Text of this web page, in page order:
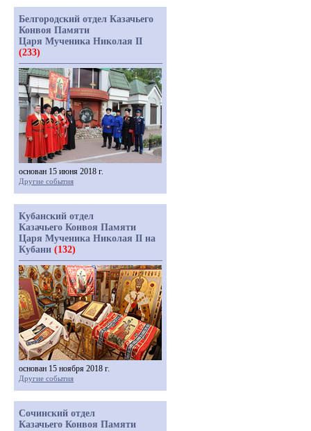
Белгородский отдел Казачьего
Конвоя Памяти
Царя Мученика Николая II
(233)
основан 15 июня 2018 г.
Другие события
Кубанский отдел
Казачьего Конвоя Памяти
Царя Мученика Николая II на
Кубани (132)
основан 15 ноября 2018 г.
Другие события
Сочинский отдел
Казачьего Конвоя Памяти